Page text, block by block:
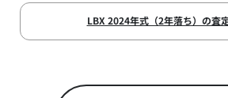
LBX 2024年式（2年落ち）の査